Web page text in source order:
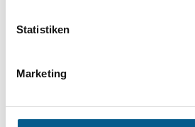
Statistiken
Marketing